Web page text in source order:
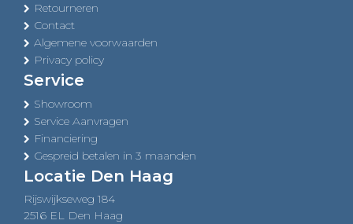
Retourneren
Contact
Algemene voorwaarden
Privacy policy
Service
Showroom
Service Aanvragen
Financiering
Gespreid betalen in 3 maanden
Locatie Den Haag
Rijswijkseweg 184
2516 EL Den Haag